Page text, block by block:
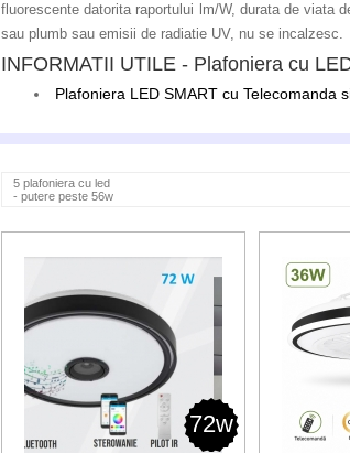
fluorescente datorita raportului lm/W, durata de viata
sau plumb sau emisii de radiatie UV, nu se incalzesc.
INFORMATII UTILE - Plafoniera cu
Plafoniera LED SMART cu Telecomanda
5 plafoniera cu led
- putere peste 56w
72w